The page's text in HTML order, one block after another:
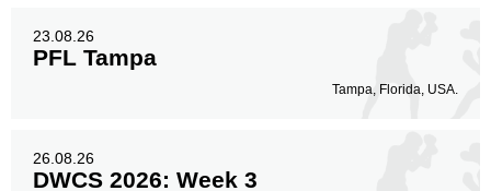
23.08.26
PFL Tampa
Tampa, Florida, USA.
26.08.26
DWCS 2026: Week 3